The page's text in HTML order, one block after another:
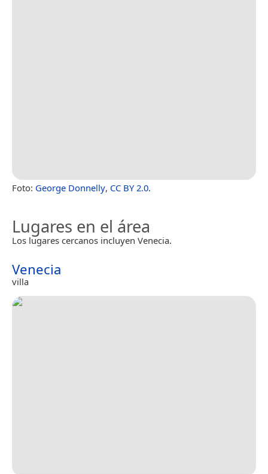
Foto: George Donnelly, CC BY 2.0.
Lugares en el área
Los lugares cercanos incluyen Venecia.
Venecia
villa